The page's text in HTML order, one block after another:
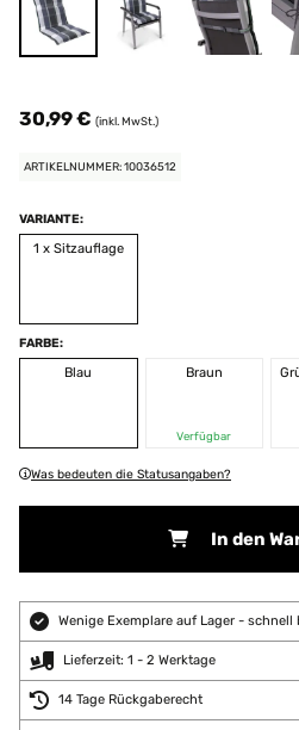
30,99 € (inkl. MwSt.)
ARTIKELNUMMER: 10036512
VARIANTE:
1 x Sitzauflage
FARBE:
Blau
Braun
Verfügbar
Was bedeuten die Statusangaben?
In den
Wenige Exemplare auf Lager - schnell
Lieferzeit: 1 - 2 Werktage
14 Tage Rückgaberecht